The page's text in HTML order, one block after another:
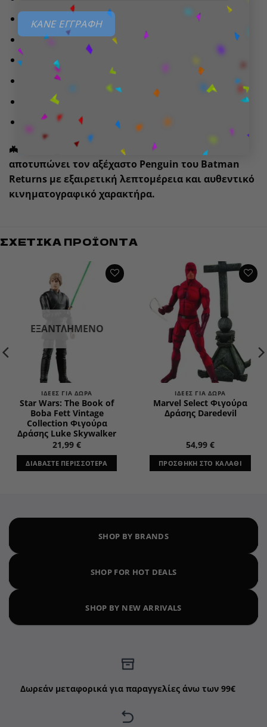
ΚΑΝΕ ΕΓΓΡΑΦΗ
Υφασμάτινο παλτό
Καπέλο
Μονόκλ
Τσιγάρο με επιστόμιο
Μίνι αφίσα «Cobblepot for Mayor»
Μισοφαγωμένο ψάρι
🦇
Μια εντυπωσιακή συλλεκτική φιγούρα που
αποτυπώνει τον αξέχαστο Penguin του Batman
Returns με εξαιρετική λεπτομέρεια και αυθεντικό
κινηματογραφικό χαρακτήρα.
ΣΧΕΤΙΚΆ ΠΡΟΪΌΝΤΑ
ΕΞΑΝΤΛΗΜΈΝΟ
ΙΔΈΕΣ ΓΙΑ ΔΏΡΑ
Star Wars: The Book of
Boba Fett Vintage
Collection Φιγούρα
Δράσης Luke Skywalker
21,99 €
ΔΙΑΒΆΣΤΕ ΠΕΡΙΣΣΌΤΕΡΑ
ΙΔΈΕΣ ΓΙΑ ΔΏΡΑ
Marvel Select Φιγούρα
Δράσης Daredevil
54,99 €
ΠΡΟΣΘΉΚΗ ΣΤΟ ΚΑΛΆΘΙ
SHOP BY BRANDS
SHOP FOR HOT DEALS
SHOP BY NEW ARRIVALS
Δωρεάν μεταφορικά για παραγγελίες άνω των 99€